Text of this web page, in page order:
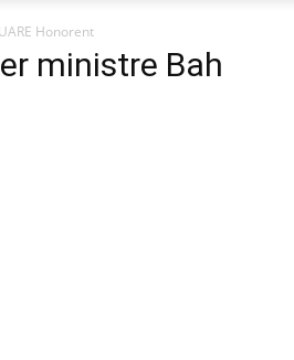
Honorent
ministre Bah